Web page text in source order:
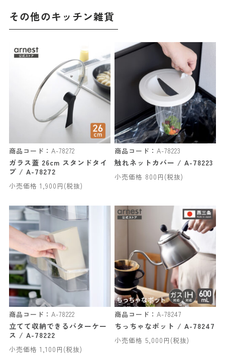
その他のキッチン雑貨
商品コード： A-78272
ガラス蓋 26cm スタンドタイ
プ / A-78272
小売価格 1,900円(税抜)
商品コード：A-78223
触れネットカバー / A-78223
小売価格 800円(税抜)
商品コード： A-78222
立てて収納できるバターケー
ス / A-78222
小売価格 1,100円(税抜)
商品コード：A-78247
ちっちゃなポット / A-78247
小売価格 5,000円(税抜)